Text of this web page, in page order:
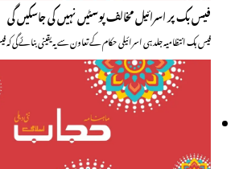
فیس بک پر اسرائیل مخالف پوسٹیں نہیں کی جاسکیں گی
فیس بک انتظامیہ جلد ہی اسرائیلی حکام کے تعاون سے یہ یقینی بنائے گی